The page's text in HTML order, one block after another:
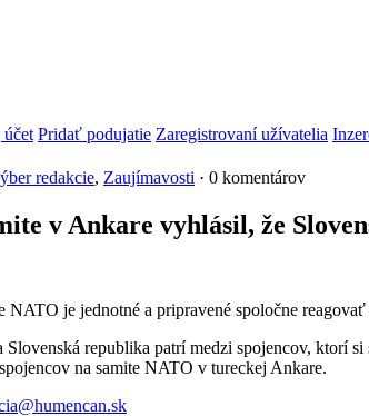
Pridať podujatie Zaregistrovaní užívatelia
redakcie, Zaujímavosti · 0 komentárov
v Ankare vyhlásil, že
je jednotné a pripravené spoločne
Slovenská republika patrí medzi spojencov, ktorí
na samite NATO v tureckej Ankare.